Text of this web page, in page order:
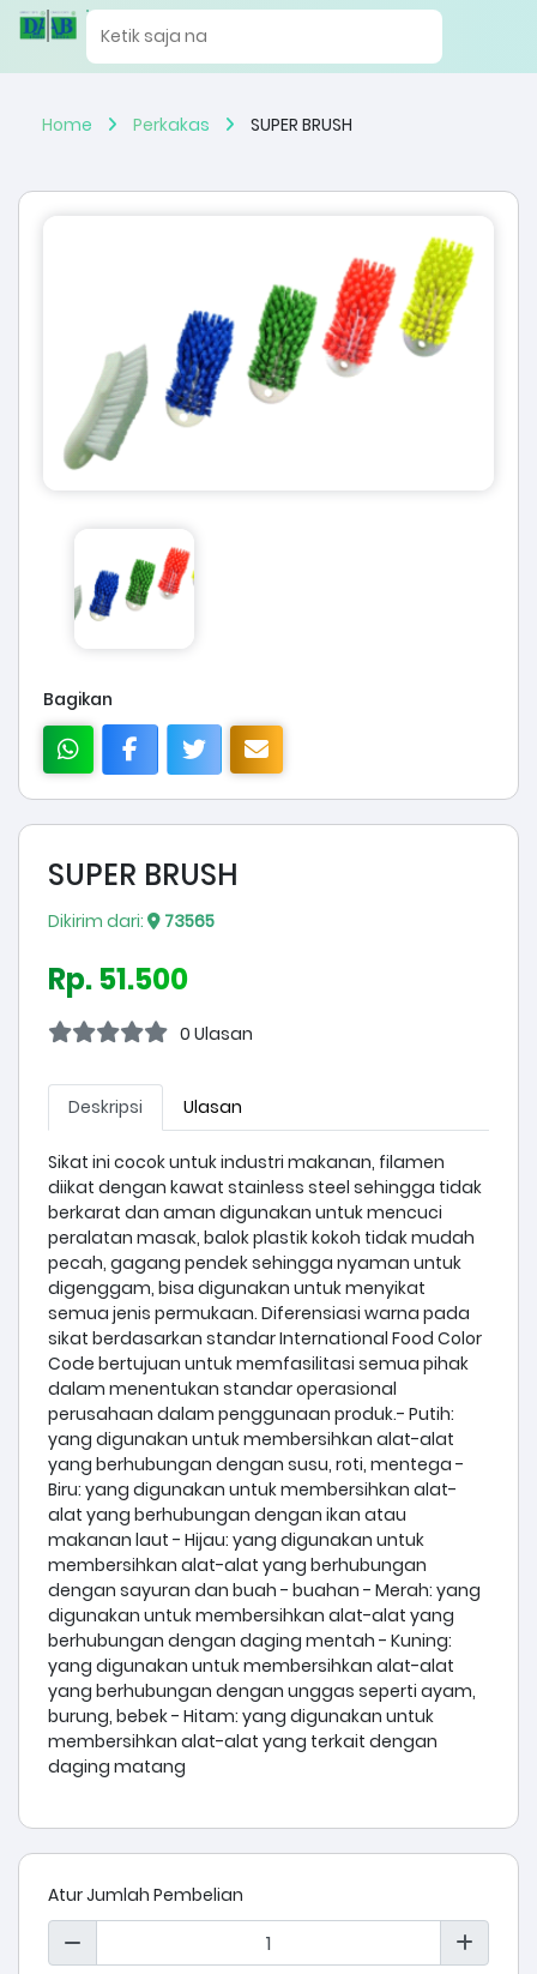
Home Perkakas SUPER BRUSH
Bagikan
SUPER BRUSH
Dikirim dari: 73565
Rp. 51.500
0 Ulasan
Deskripsi Ulasan
Sikat ini cocok untuk industri makanan, filamen
diikat dengan kawat stainless steel sehingga tidak
berkarat dan aman digunakan untuk mencuci
peralatan masak, balok plastik kokoh tidak mudah
pecah, gagang pendek sehingga nyaman untuk
digenggam, bisa digunakan untuk menyikat
semua jenis permukaan. Diferensiasi warna pada
sikat berdasarkan standar International Food Color
Code bertujuan untuk memfasilitasi semua pihak
dalam menentukan standar operasional
perusahaan dalam penggunaan produk.- Putih:
yang digunakan untuk membersihkan alat-alat
yang berhubungan dengan susu, roti, mentega -
Biru: yang digunakan untuk membersihkan alat-
alat yang berhubungan dengan ikan atau
makanan laut - Hijau: yang digunakan untuk
membersihkan alat-alat yang berhubungan
dengan sayuran dan buah - buahan - Merah: yang
digunakan untuk membersihkan alat-alat yang
berhubungan dengan daging mentah - Kuning:
yang digunakan untuk membersihkan alat-alat
yang berhubungan dengan unggas seperti ayam,
burung, bebek - Hitam: yang digunakan untuk
membersihkan alat-alat yang terkait dengan
daging matang
Atur Jumlah Pembelian